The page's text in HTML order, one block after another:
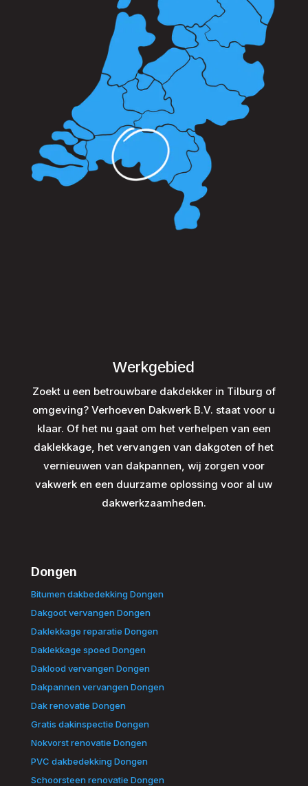
Werkgebied
Zoekt u een betrouwbare dakdekker in Tilburg of
omgeving? Verhoeven Dakwerk B.V. staat voor u
klaar. Of het nu gaat om het verhelpen van een
daklekkage, het vervangen van dakgoten of het
vernieuwen van dakpannen, wij zorgen voor
vakwerk en een duurzame oplossing voor al uw
dakwerkzaamheden.
Dongen
Bitumen dakbedekking Dongen
Dakgoot vervangen Dongen
Daklekkage reparatie Dongen
Daklekkage spoed Dongen
Daklood vervangen Dongen
Dakpannen vervangen Dongen
Dak renovatie Dongen
Gratis dakinspectie Dongen
Nokvorst renovatie Dongen
PVC dakbedekking Dongen
Schoorsteen renovatie Dongen